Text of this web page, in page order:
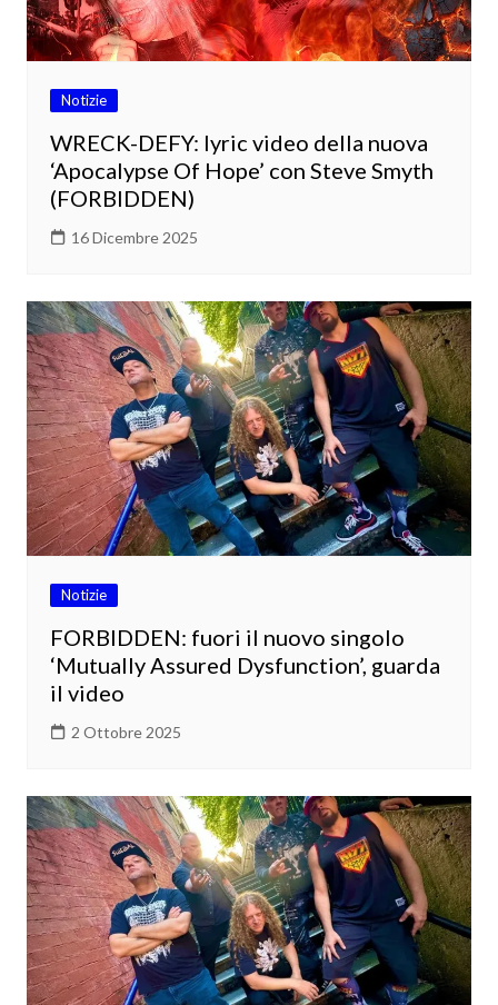
Notizie
WRECK-DEFY: lyric video della nuova
‘Apocalypse Of Hope’ con Steve Smyth
(FORBIDDEN)
16 Dicembre 2025
Notizie
FORBIDDEN: fuori il nuovo singolo
‘Mutually Assured Dysfunction’, guarda
il video
2 Ottobre 2025